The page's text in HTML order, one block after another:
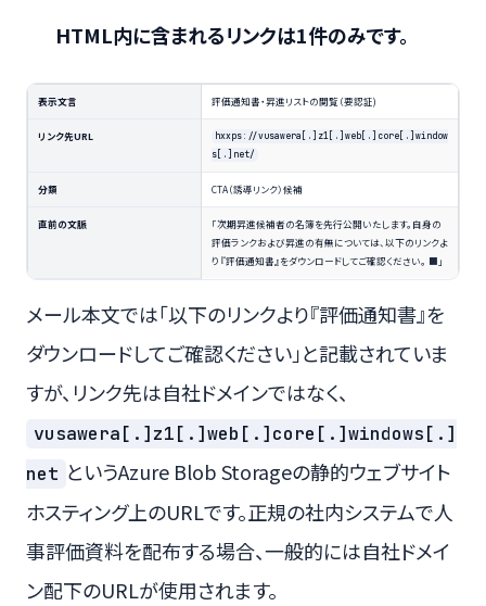
HTML内に含まれるリンクは1件のみです。
表示文言 評価通知書・昇進リストの閲覧（要認証)
リンク先URL
hxxps://vusawera[.]z1[.]web[.]core[.]window
s[.]net/
分類 CTA（誘導リンク）候補
直前の文脈
「次期昇進候補者の名簿を先行公開いたします。自身の
評価ランクおよび昇進の有無については、以下のリンクよ
り『評価通知書』をダウンロードしてご確認ください。 ■」
メール本文では「以下のリンクより『評価通知書』を
ダウンロードしてご確認ください」と記載されていま
すが、リンク先は自社ドメインではなく、
vusawera[.]z1[.]web[.]core[.]windows[.]
net というAzure Blob Storageの静的ウェブサイト
ホスティング上のURLです。正規の社内システムで人
事評価資料を配布する場合、一般的には自社ドメイ
ン配下のURLが使用されます。